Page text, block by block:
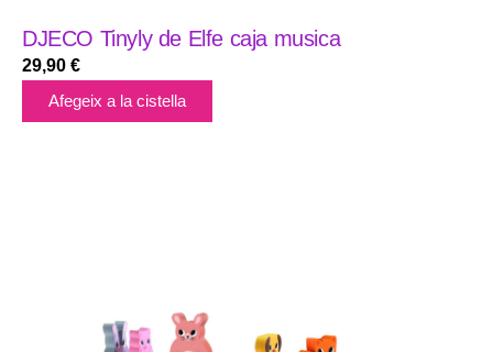
DJECO Tinyly de Elfe caja musica
29,90 €
Afegeix a la cistella